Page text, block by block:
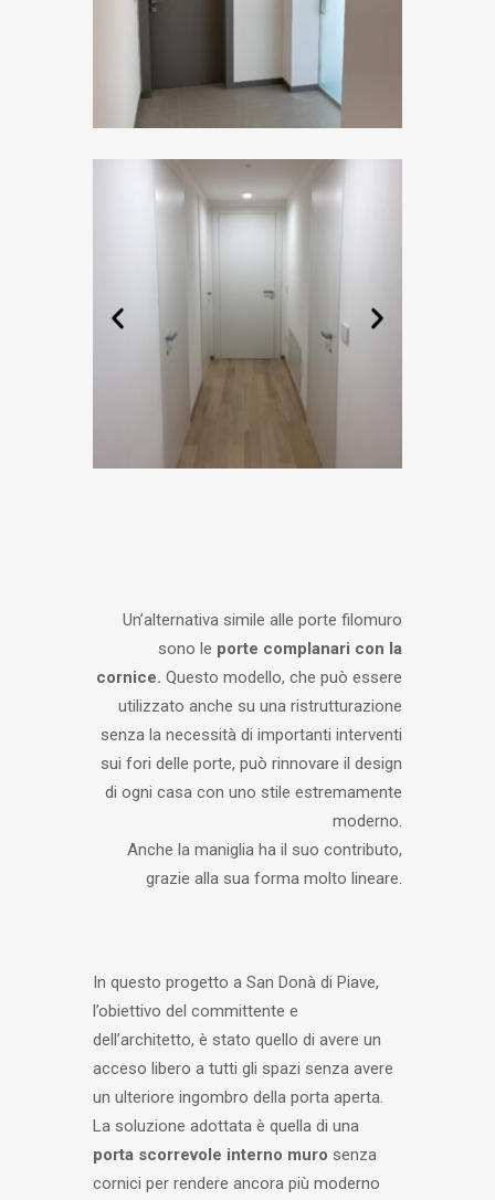
Un’alternativa simile alle porte filomuro
sono le porte complanari con la
cornice. Questo modello, che può essere
utilizzato anche su una ristrutturazione
senza la necessità di importanti interventi
sui fori delle porte, può rinnovare il design
di ogni casa con uno stile estremamente
moderno.
Anche la maniglia ha il suo contributo,
grazie alla sua forma molto lineare.
In questo progetto a San Donà di Piave,
l’obiettivo del committente e
dell’architetto, è stato quello di avere un
acceso libero a tutti gli spazi senza avere
un ulteriore ingombro della porta aperta.
La soluzione adottata è quella di una
porta scorrevole interno muro senza
cornici per rendere ancora più moderno